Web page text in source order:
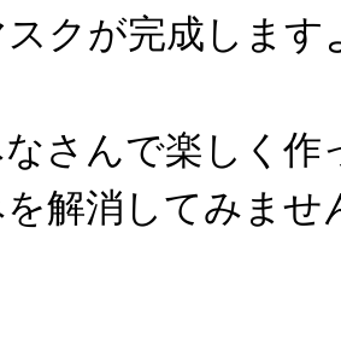
クが完成します
さんで楽しく作
解消してみませ